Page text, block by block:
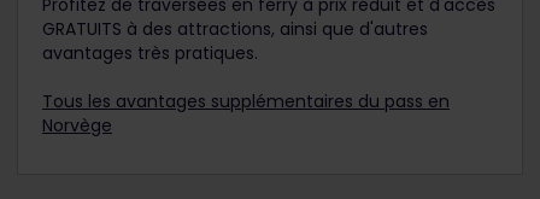
GRATUITS à des attractions, ainsi que d'autres
avantages très pratiques.
Tous les avantages supplémentaires du pass en
Norvège